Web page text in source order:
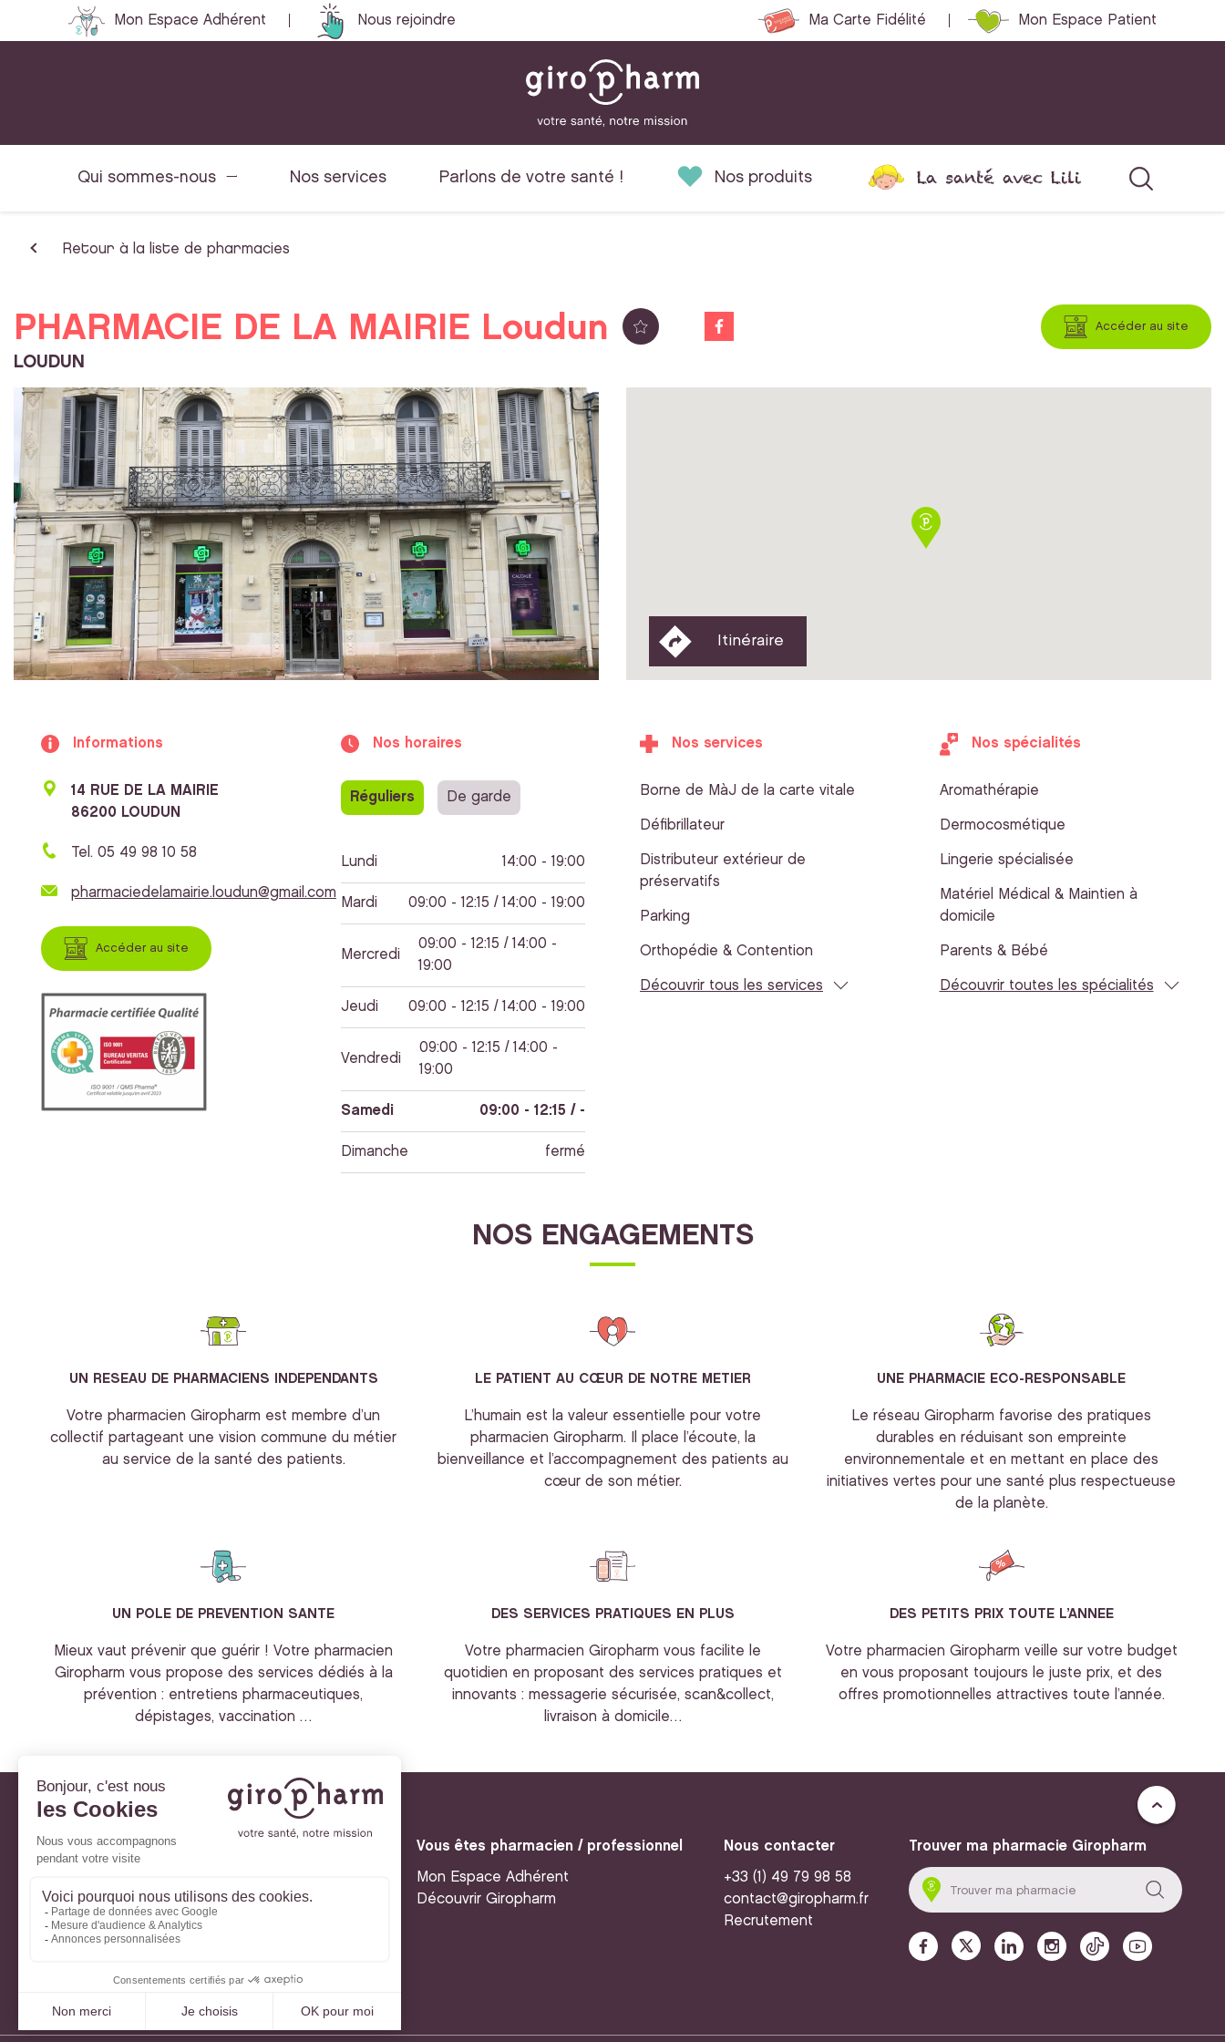
Mon Espace Adhérent Nous rejoindre Ma Carte Fidélité Mon Espace Patient
Qui sommes-nous Nos services Parlons de votre santé ! Nos produits La santé avec Lili
Retour à la liste de pharmacies
PHARMACIE DE LA MAIRIE Loudun
LOUDUN
Accéder au site
Itinéraire
Informations
14 RUE DE LA MAIRIE
86200 LOUDUN
Tel. 05 49 98 10 58
pharmaciedelamairie.loudun@gmail.com
Accéder au site
Nos horaires
Réguliers De garde
Lundi 14:00 - 19:00
Mardi 09:00 - 12:15 / 14:00 - 19:00
Mercredi
09:00 - 12:15 / 14:00 -
19:00
Jeudi 09:00 - 12:15 / 14:00 - 19:00
Vendredi
09:00 - 12:15 / 14:00 -
19:00
Samedi 09:00 - 12:15 / -
Dimanche fermé
Nos services
Borne de MàJ de la carte vitale
Défibrillateur
Distributeur extérieur de
préservatifs
Parking
Orthopédie & Contention
Découvrir tous les services
Nos spécialités
Aromathérapie
Dermocosmétique
Lingerie spécialisée
Matériel Médical & Maintien à
domicile
Parents & Bébé
Découvrir toutes les spécialités
NOS ENGAGEMENTS
UN RESEAU DE PHARMACIENS INDEPENDANTS
Votre pharmacien Giropharm est membre d’un
collectif partageant une vision commune du métier
au service de la santé des patients.
LE PATIENT AU CŒUR DE NOTRE METIER
L’humain est la valeur essentielle pour votre
pharmacien Giropharm. Il place l’écoute, la
bienveillance et l’accompagnement des patients au
cœur de son métier.
UNE PHARMACIE ECO-RESPONSABLE
Le réseau Giropharm favorise des pratiques
durables en réduisant son empreinte
environnementale et en mettant en place des
initiatives vertes pour une santé plus respectueuse
de la planète.
UN POLE DE PREVENTION SANTE
Mieux vaut prévenir que guérir ! Votre pharmacien
Giropharm vous propose des services dédiés à la
prévention : entretiens pharmaceutiques,
dépistages, vaccination …
DES SERVICES PRATIQUES EN PLUS
Votre pharmacien Giropharm vous facilite le
quotidien en proposant des services pratiques et
innovants : messagerie sécurisée, scan&collect,
livraison à domicile…
DES PETITS PRIX TOUTE L’ANNEE
Votre pharmacien Giropharm veille sur votre budget
en vous proposant toujours le juste prix, et des
offres promotionnelles attractives toute l’année.
À votre service
Mon Espace Patient
Vous êtes pharmacien / professionnel
Mon Espace Adhérent
Découvrir Giropharm
Nous contacter
+33 (1) 49 79 98 58
contact@giropharm.fr
Recrutement
Trouver ma pharmacie Giropharm